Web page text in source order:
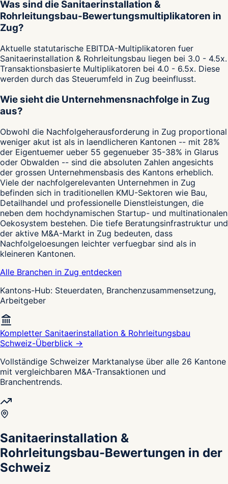
Was sind die Sanitaerinstallation &
Rohrleitungsbau-Bewertungsmultiplikatoren in
Zug?
Aktuelle statutarische EBITDA-Multiplikatoren fuer
Sanitaerinstallation & Rohrleitungsbau liegen bei 3.0 - 4.5x.
Transaktionsbasierte Multiplikatoren bei 4.0 - 6.5x. Diese
werden durch das Steuerumfeld in Zug beeinflusst.
Wie sieht die Unternehmensnachfolge in Zug
aus?
Obwohl die Nachfolgeherausforderung in Zug proportional
weniger akut ist als in laendlicheren Kantonen -- mit 28%
der Eigentuemer ueber 55 gegenueber 35-38% in Glarus
oder Obwalden -- sind die absoluten Zahlen angesichts
der grossen Unternehmensbasis des Kantons erheblich.
Viele der nachfolgerelevanten Unternehmen in Zug
befinden sich in traditionellen KMU-Sektoren wie Bau,
Detailhandel und professionelle Dienstleistungen, die
neben dem hochdynamischen Startup- und multinationalen
Oekosystem bestehen. Die tiefe Beratungsinfrastruktur und
der aktive M&A-Markt in Zug bedeuten, dass
Nachfolgeloesungen leichter verfuegbar sind als in
kleineren Kantonen.
Alle Branchen in Zug entdecken
Kantons-Hub: Steuerdaten, Branchenzusammensetzung,
Arbeitgeber
Kompletter Sanitaerinstallation & Rohrleitungsbau
Schweiz-Überblick →
Vollständige Schweizer Marktanalyse über alle 26 Kantone
mit vergleichbaren M&A-Transaktionen und
Branchentrends.
Sanitaerinstallation &
Rohrleitungsbau-Bewertungen in der
Schweiz